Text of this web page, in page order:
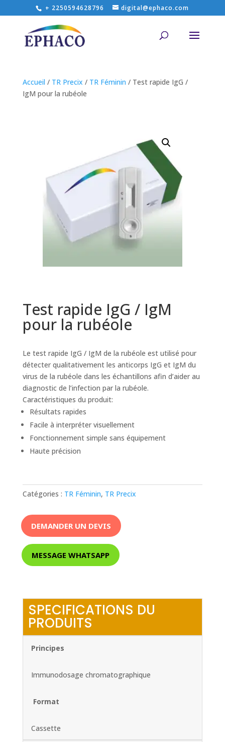
+ 2250594628796 digital@ephaco.com
Accueil / TR Precix / TR Féminin / Test rapide IgG /
IgM pour la rubéole
Test rapide IgG / IgM
pour la rubéole
Le test rapide IgG / IgM de la rubéole est utilisé pour
détecter qualitativement les anticorps IgG et IgM du
virus de la rubéole dans les échantillons afin d’aider au
diagnostic de l’infection par la rubéole.
Caractéristiques du produit:
Résultats rapides
Facile à interpréter visuellement
Fonctionnement simple sans équipement
Haute précision
Catégories : TR Féminin, TR Precix
DEMANDER UN DEVIS
MESSAGE WHATSAPP
SPECIFICATIONS DU
PRODUITS
Principes
Immunodosage chromatographique
Format
Cassette